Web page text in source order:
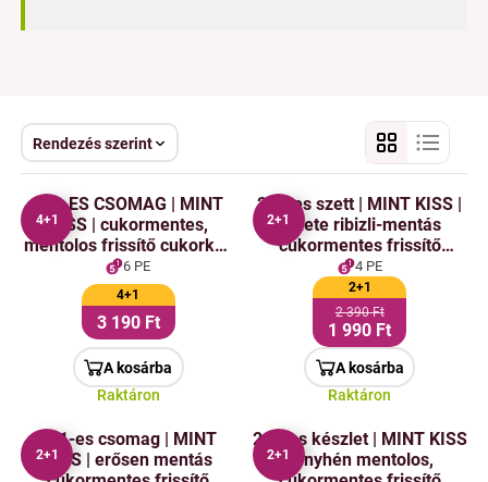
Rendezés szerint
4+1
4+1-ES CSOMAG | MINT
KISS | cukormentes,
mentolos frissítő cukorka |
borsmenta + zöld menta +
őszibarackos menta +
feketeribizlis menta +
maracujás menta | 28 g x 5
doboz
6 PE
4+1
3 190 Ft
A kosárba
Raktáron
2+1
2+1-es szett | MINT KISS |
fekete ribizli-mentás
cukormentes frissítő
pasztillák
4 PE
2+1
2 390 Ft
1 990 Ft
A kosárba
Raktáron
2+1
2+1-es csomag | MINT
KISS | erősen mentás
2+1
2+1-es készlet | MINT KISS
| enyhén mentolos,